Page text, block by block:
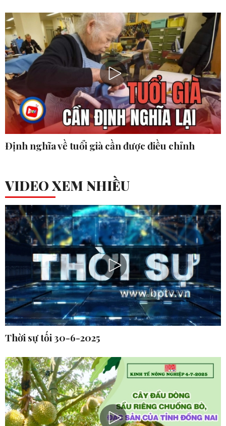
Định nghĩa về tuổi già cần được điều chỉnh
VIDEO XEM NHIỀU
Thời sự tối 30-6-2025